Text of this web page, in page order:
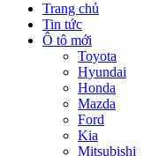
Trang chủ
Tin tức
Ô tô mới
Toyota
Hyundai
Honda
Mazda
Ford
Kia
Mitsubishi